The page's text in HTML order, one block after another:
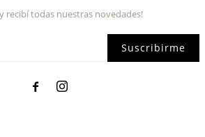
recibí todas nuestras novedades!
Suscribirme
 